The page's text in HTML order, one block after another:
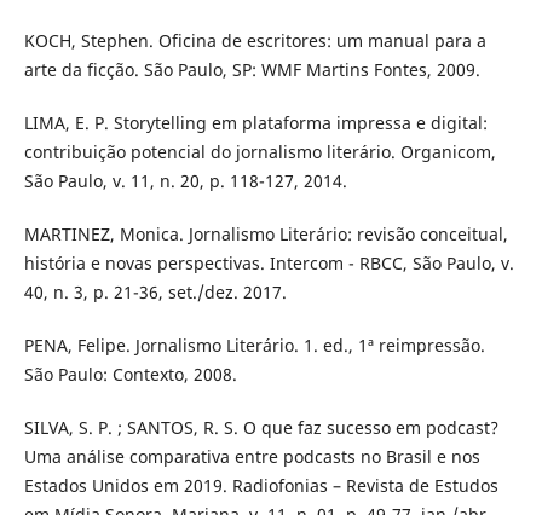
KOCH, Stephen. Oficina de escritores: um manual para a
arte da ficção. São Paulo, SP: WMF Martins Fontes, 2009.
LIMA, E. P. Storytelling em plataforma impressa e digital:
contribuição potencial do jornalismo literário. Organicom,
São Paulo, v. 11, n. 20, p. 118-127, 2014.
MARTINEZ, Monica. Jornalismo Literário: revisão conceitual,
história e novas perspectivas. Intercom - RBCC, São Paulo, v.
40, n. 3, p. 21-36, set./dez. 2017.
PENA, Felipe. Jornalismo Literário. 1. ed., 1ª reimpressão.
São Paulo: Contexto, 2008.
SILVA, S. P. ; SANTOS, R. S. O que faz sucesso em podcast?
Uma análise comparativa entre podcasts no Brasil e nos
Estados Unidos em 2019. Radiofonias – Revista de Estudos